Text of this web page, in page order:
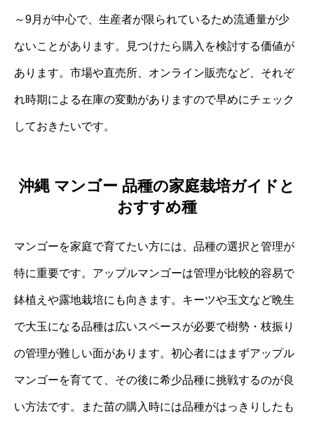
～9月が中心で、生産者が限られているため流通量が少
ないことがあります。見つけたら購入を検討する価値が
あります。市場や直売所、オンライン販売など、それぞ
れ時期による在庫の変動がありますので早めにチェック
しておきたいです。
沖縄 マンゴー 品種の家庭栽培ガイドと
おすすめ種
マンゴーを家庭で育てたい方には、品種の選択と管理が
特に重要です。アップルマンゴーは管理が比較的容易で
鉢植えや露地栽培にも向きます。キーツや玉文など晩生
で大玉になる品種は広いスペースが必要で樹勢・枝振り
の管理が難しい面があります。初心者にはまずアップル
マンゴーを育てて、その後に希少品種に挑戦するのが良
い方法です。また苗の購入時には品種がはっきりしたも